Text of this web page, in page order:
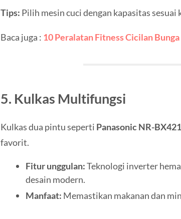
Tips: Pilih mesin cuci dengan kapasitas
Baca juga : 10 Peralatan Fitness Cicilan
5. Kulkas Multifungsi
Kulkas dua pintu seperti Panasonic NR-BX421
favorit.
Fitur unggulan:Teknologi inverter
desain modern.
Manfaat: Memastikan makanan dan